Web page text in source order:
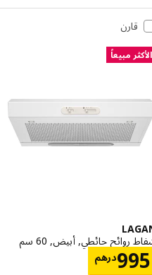
قارن
مبيعاً
حائطي, أبيض, 60 سم
درهم الاسعار درهم 995